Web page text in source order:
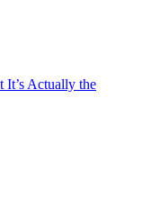
It’s Actually the